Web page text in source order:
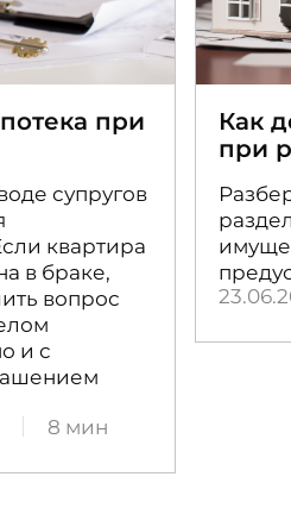
при
супругов
квартира
в браке,
вопрос
и с
8 мин
Как
при